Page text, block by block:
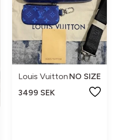
Louis Vuitton NO SIZE
3499 SEK